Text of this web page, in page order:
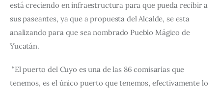
está creciendo en infraestructura para que pueda recibir a
sus paseantes, ya que a propuesta del Alcalde, se esta
analizando para que sea nombrado Pueblo Mágico de
Yucatán.
“El puerto del Cuyo es una de las 86 comisarías que
tenemos, es el único puerto que tenemos, efectivamente lo